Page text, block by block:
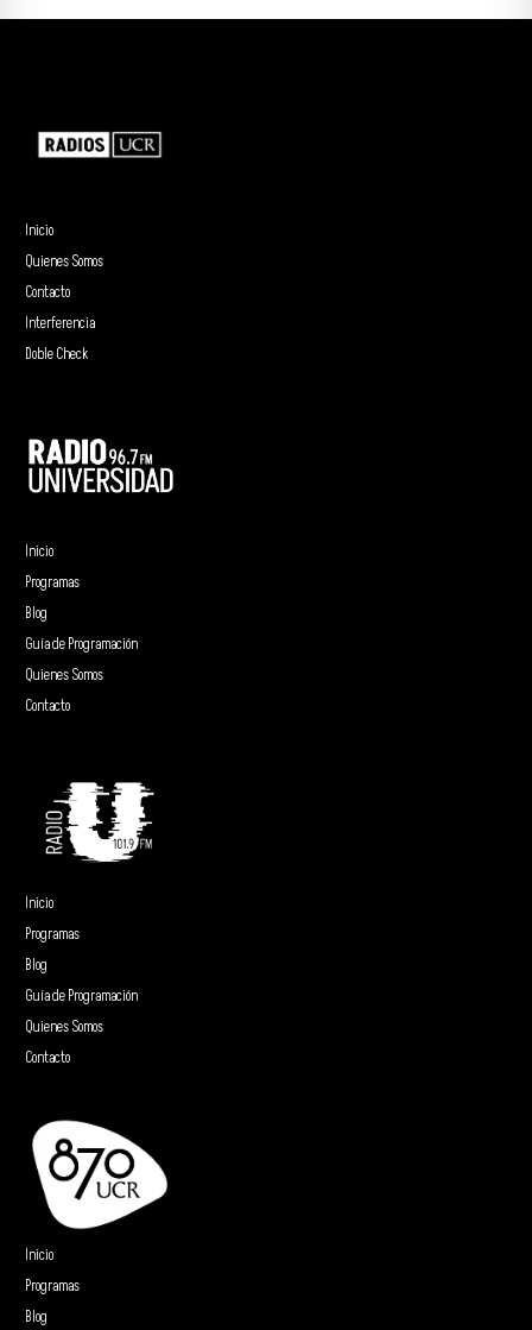
Inicio
Quienes Somos
Contacto
Interferencia
Doble Check
Inicio
Programas
Blog
Guía de Programación
Quienes Somos
Contacto
Inicio
Programas
Blog
Guía de Programación
Quienes Somos
Contacto
Inicio
Programas
Blog